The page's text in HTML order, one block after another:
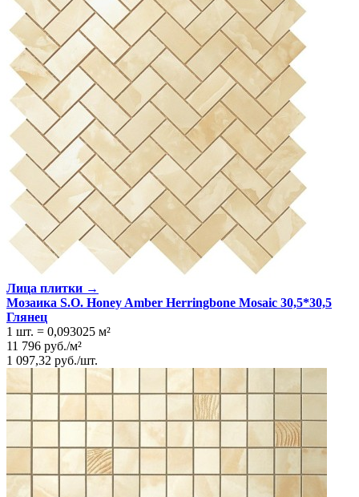
Лица плитки →
Мозаика S.O. Honey Amber Herringbone Mosaic 30,5*30,5
Глянeц
1 шт. = 0,093025 м²
11 796 руб./м²
1 097,32 руб./шт.